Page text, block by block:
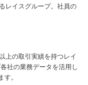
レイスグループ。社員の
上の取引実績を持つレイ
社の業務データを活用し
。